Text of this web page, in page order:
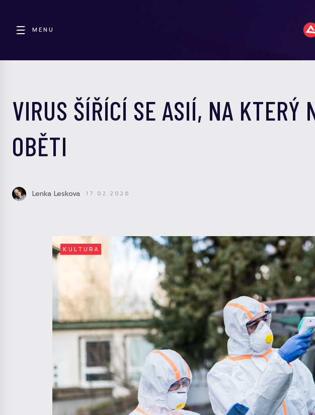
MENU
VIRUS ŠÍŘÍCÍ SE ASIÍ, NA KTERÝ
OBĚTI
Lenka Leskova 17.02.2026
KULTURA